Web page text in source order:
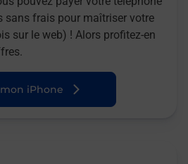
sans frais pour maîtriser votre
sur le web) ! Alors profitez-en
iPhone